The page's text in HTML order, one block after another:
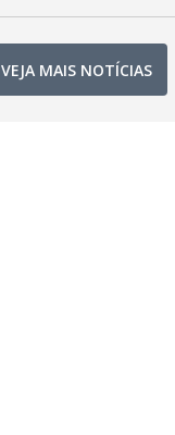
VEJA MAIS NOTÍCIAS